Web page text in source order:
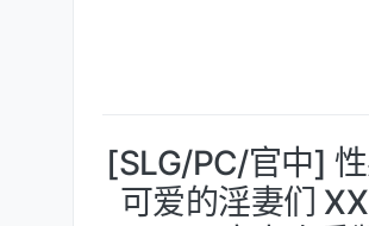
[SLG/PC/官中]
可爱的淫妻们